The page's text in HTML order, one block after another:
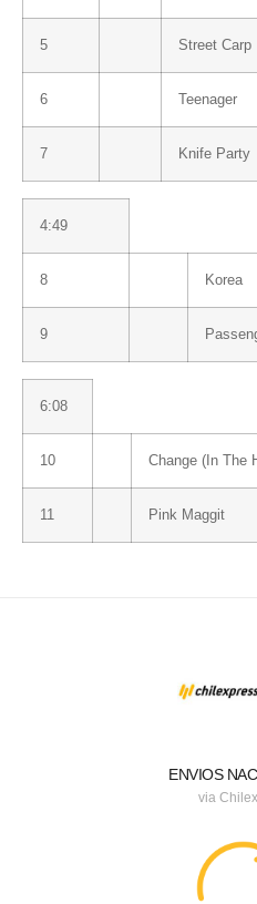
5 Street Carp
6 Teenager
7 Knife Party
4:49
8 Korea
9
6:08
10 Change (In The
11 Pink Maggit
ENVIOS
via